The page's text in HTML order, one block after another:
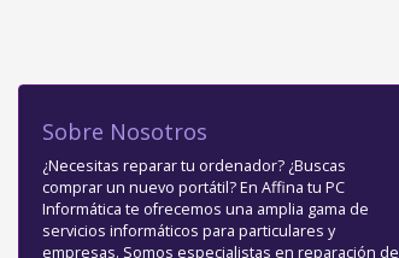
Sobre Nosotros
¿Necesitas reparar tu ordenador? ¿Buscas
comprar un nuevo portátil? En Affina tu PC
Informática te ofrecemos una amplia gama de
servicios informáticos para particulares y
empresas. Somos especialistas en reparación de